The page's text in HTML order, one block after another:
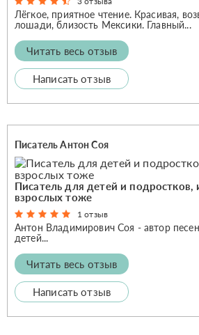
Лёгкое, приятное чтение. Красивая,
лошади, близость Мексики. Главный...
Читать весь отзыв
Написать отзыв
Писатель Антон Соя
Писатель для детей и подростков,
взрослых тоже
1 отзыв
Антон Владимирович Соя - автор
детей...
Читать весь отзыв
Написать отзыв